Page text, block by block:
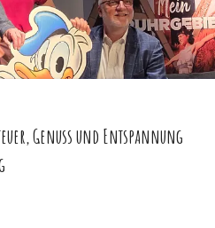
Genuss und Entspannung